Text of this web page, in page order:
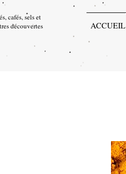
cafés, sels et
découvertes
ACCUEIL